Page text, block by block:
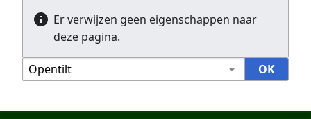
Er verwijzen geen eigenschappen naar
deze pagina.